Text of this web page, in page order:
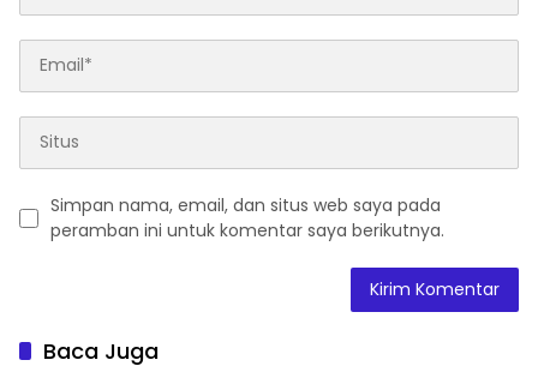
Simpan nama, email, dan situs web saya pada
peramban ini untuk komentar saya berikutnya.
Baca Juga